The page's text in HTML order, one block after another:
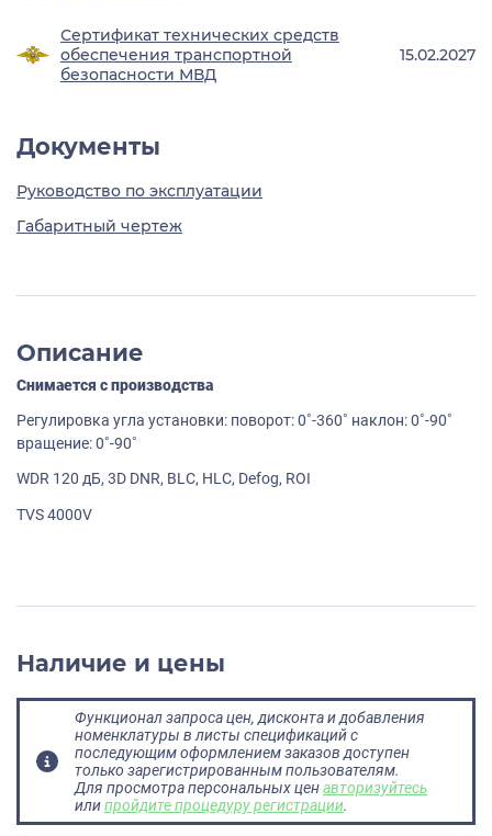
Сертификат технических средств
обеспечения транспортной
безопасности МВД
15.02.2027
Документы
Руководство по эксплуатации
Габаритный чертеж
Описание
Снимается с производства
Регулировка угла установки: поворот: 0˚-360˚ наклон: 0˚-90˚
вращение: 0˚-90˚
WDR 120 дБ, 3D DNR, BLC, HLC, Defog, ROI
TVS 4000V
Наличие и цены
Функционал запроса цен, дисконта и добавления
номенклатуры в листы спецификаций с
последующим оформлением заказов доступен
только зарегистрированным пользователям.
Для просмотра персональных ценавторизуйтесь
илипройдите процедуру регистрации.